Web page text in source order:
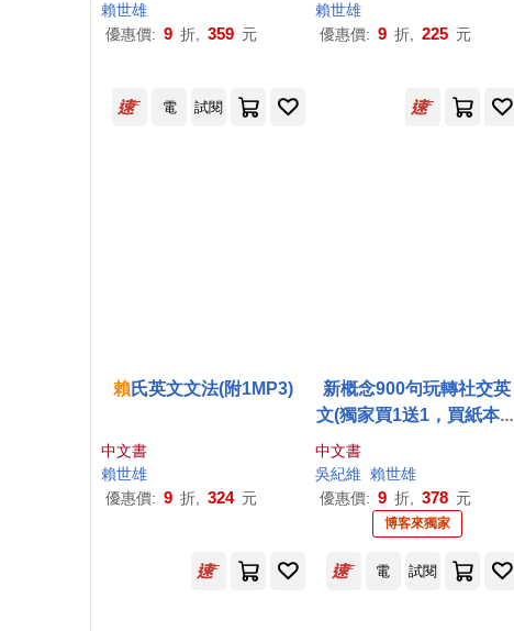
賴世雄
優惠價: 9 折, 359 元
賴世雄
優惠價: 9 折, 225 元
電 試閱
賴 氏英文文法(附1MP3)
中文書
賴世雄
優惠價: 9 折, 324 元
新概念900句玩轉社交英
文(獨家買1送1，買紙本書
中文書
吳紀維 賴世雄
優惠價: 9 折, 378 元
博客來獨家
電 試閱